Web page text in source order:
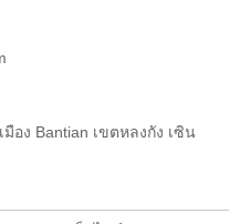
อง Bantian เขตหลงกัง เซิน